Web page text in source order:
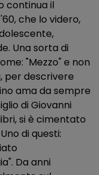
continua il
che lo videro,
Una sorta di
"Mezzo" e non
per descrivere
ama da sempre
di Giovanni
si è cimentato
di questi:
Da anni